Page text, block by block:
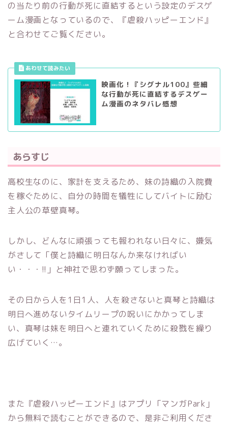
の当たり前の行動が死に直結するという設定のデスゲ
ーム漫画となっているので、『虐殺ハッピーエンド』
と合わせてご覧ください。
映画化！『シグナル100』些細
な行動が死に直結するデスゲー
ム漫画のネタバレ感想
あらすじ
高校生なのに、家計を支えるため、妹の詩織の入院費
を稼ぐために、自分の時間を犠牲にしてバイトに励む
主人公の草壁真琴。
しかし、どんなに頑張っても報われない日々に、嫌気
がさして「僕と詩織に明日なんか来なければい
い・・・!!」と神社で思わず願ってしまった。
その日から人を1日1人、人を殺さないと真琴と詩織は
明日へ進めないタイムリープの呪いにかかってしま
い、真琴は妹を明日へと連れていくために殺戮を繰り
広げていく…。
また『虐殺ハッピーエンド』はアプリ「マンガPark」
から無料で読むことができるので、是非ご利用くださ